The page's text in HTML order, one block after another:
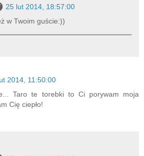
25 lut 2014, 18:57:00
w Twoim guście:))
2014, 11:50:00
Taro te torebki to Ci porywam moja
Cię ciepło!